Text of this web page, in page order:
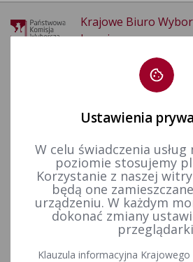
Krajowe Biuro
Legnicy
Finansowanie kampanii wyborczych Wybory uzupełniające do Senatu RP
Ustawienia
W celu świadczenia usług
poziomie stosujemy
Korzystanie z naszej
będą one
urządzeniu. W każdym
dokonać zmiany
Klauzula informacyjna